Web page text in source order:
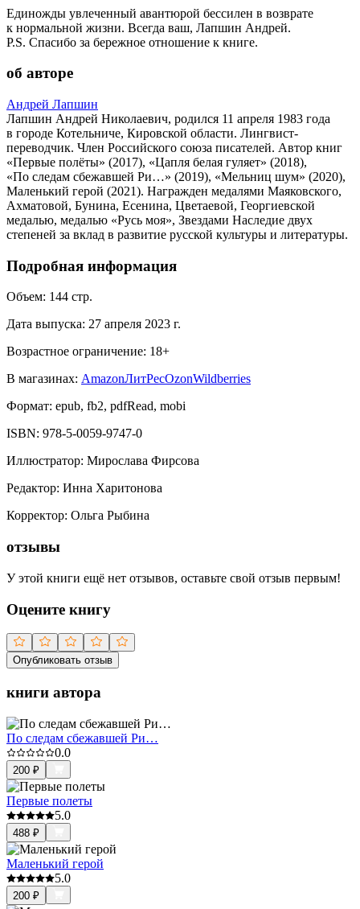
Единожды увлеченный авантюрой бессилен в возврате
к нормальной жизни. Всегда ваш, Лапшин Андрей.
P.S. Спасибо за бережное отношение к книге.
об авторе
Андрей Лапшин
Лапшин Андрей Николаевич, родился 11 апреля 1983 года
в городе Котельниче, Кировской области. Лингвист-
переводчик. Член Российского союза писателей. Автор книг
«Первые полёты» (2017), «Цапля белая гуляет» (2018),
«По следам сбежавшей Ри…» (2019), «Мельниц шум» (2020),
Маленький герой (2021). Награжден медалями Маяковского,
Ахматовой, Бунина, Есенина, Цветаевой, Георгиевской
медалью, медалью «Русь моя», Звездами Наследие двух
степеней за вклад в развитие русской культуры и литературы.
Подробная информация
Объем: 144 стр.
Дата выпуска: 27 апреля 2023 г.
Возрастное ограничение: 18+
В магазинах: AmazonЛитРесOzonWildberries
Формат: epub, fb2, pdfRead, mobi
ISBN: 978-5-0059-9747-0
Иллюстратор: Мирослава Фирсова
Редактор: Инна Харитонова
Корректор: Ольга Рыбина
отзывы
У этой книги ещё нет отзывов, оставьте свой отзыв первым!
Оцените книгу
Опубликовать отзыв
книги автора
По следам сбежавшей Ри…
0.0
200 ₽
Первые полеты
5.0
488 ₽
Маленький герой
5.0
200 ₽